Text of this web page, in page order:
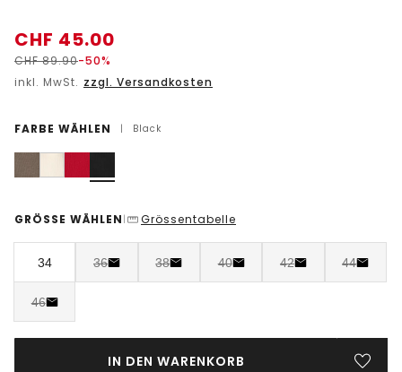
CHF 45.00
CHF89.90-50%
inkl. MwSt. zzgl. Versandkosten
FARBE WÄHLEN | Black
GRÖSSE WÄHLEN | Grössentabelle
34 36 38 40 42 44
46
IN DEN WARENKORB